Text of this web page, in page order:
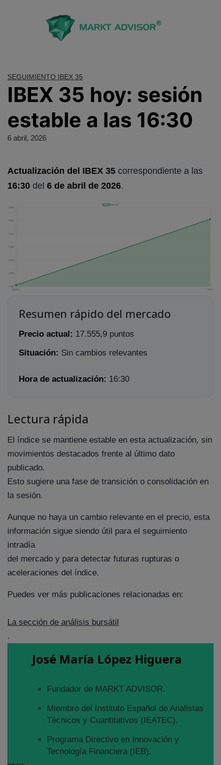
SEGUIMIENTO IBEX 35
IBEX 35 hoy: sesión
estable a las 16:30
6 abril, 2026
Actualización del IBEX 35 correspondiente a las
16:30 del 6 de abril de 2026.
Resumen rápido del mercado
Precio actual: 17.555,9 puntos
Situación: Sin cambios relevantes
Hora de actualización: 16:30
Lectura rápida
El índice se mantiene estable en esta actualización, sin
movimientos destacados frente al último dato
publicado.
Esto sugiere una fase de transición o consolidación en
la sesión.
Aunque no haya un cambio relevante en el precio, esta
información sigue siendo útil para el seguimiento
intradía
del mercado y para detectar futuras rupturas o
aceleraciones del índice.
Puedes ver más publicaciones relacionadas en:
La sección de análisis bursátil
.
José María López Higuera
Fundador de MARKT ADVISOR.
Miembro del Instituto Español de Analistas
Técnicos y Cuantitativos (IEATEC).
Programa Directivo en Innovación y
Tecnología Financiera (IEB).